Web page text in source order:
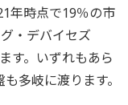
年時点で19％の市
・デバイセズ
す。いずれもあら
多岐に渡ります。